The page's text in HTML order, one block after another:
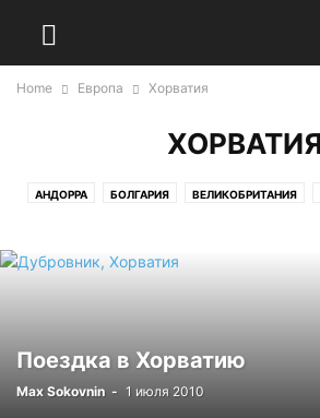
Home Европа Хорватия
АНДОРРА БОЛГАРИЯ ВЕЛИКОБРИТАНИЯ
Поездка в Хорватию
Max Sokovnin - 1 июля 2010